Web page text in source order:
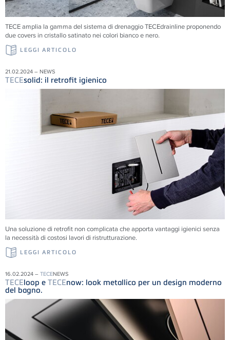
TECE amplia la gamma del sistema di drenaggio TECEdrainline proponendo
due covers in cristallo satinato nei colori bianco e nero.
LEGGI ARTICOLO
21.02.2024 – NEWS
TECEsolid: il retrofit igienico
Una soluzione di retrofit non complicata che apporta vantaggi igienici senza
la necessità di costosi lavori di ristrutturazione.
LEGGI ARTICOLO
16.02.2024 – TECENEWS
TECEloop e TECEnow: look metallico per un design moderno
del bagno.